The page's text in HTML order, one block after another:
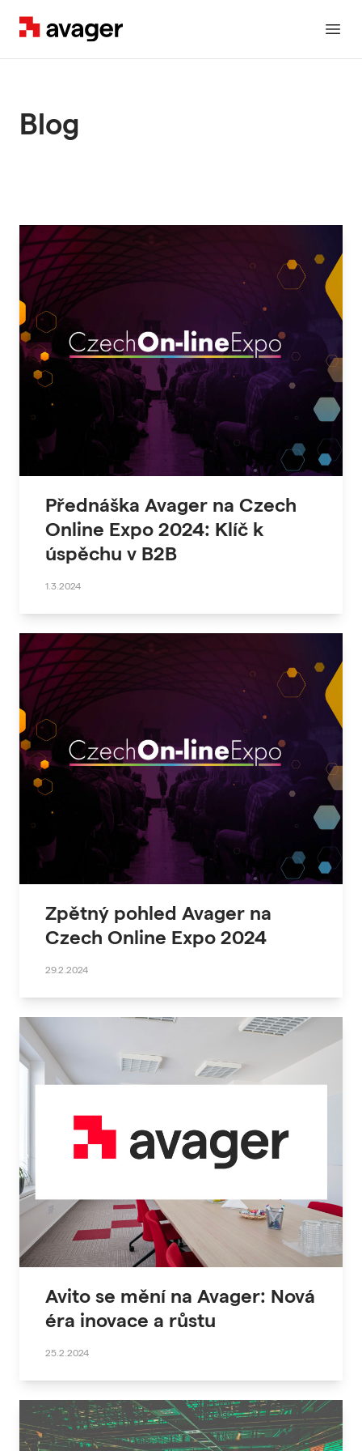
Avager
Blog
Přednáška Avager na Czech
Online Expo 2024: Klíč k
úspěchu v B2B
1.3.2024
Zpětný pohled Avager na
Czech Online Expo 2024
29.2.2024
Avito se mění na Avager: Nová
éra inovace a růstu
25.2.2024